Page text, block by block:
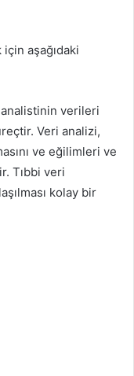
aşağıdaki
verileri
Veri analizi,
ve eğilimleri ve
Tıbbi veri
kolay bir